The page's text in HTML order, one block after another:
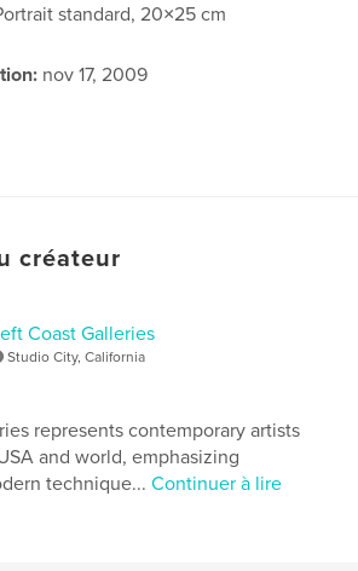
standard, 20×25 cm
nov 17, 2009
créateur
Coast Galleries
Studio City, California
represents contemporary artists
and world, emphasizing
technique...Continuer à lire